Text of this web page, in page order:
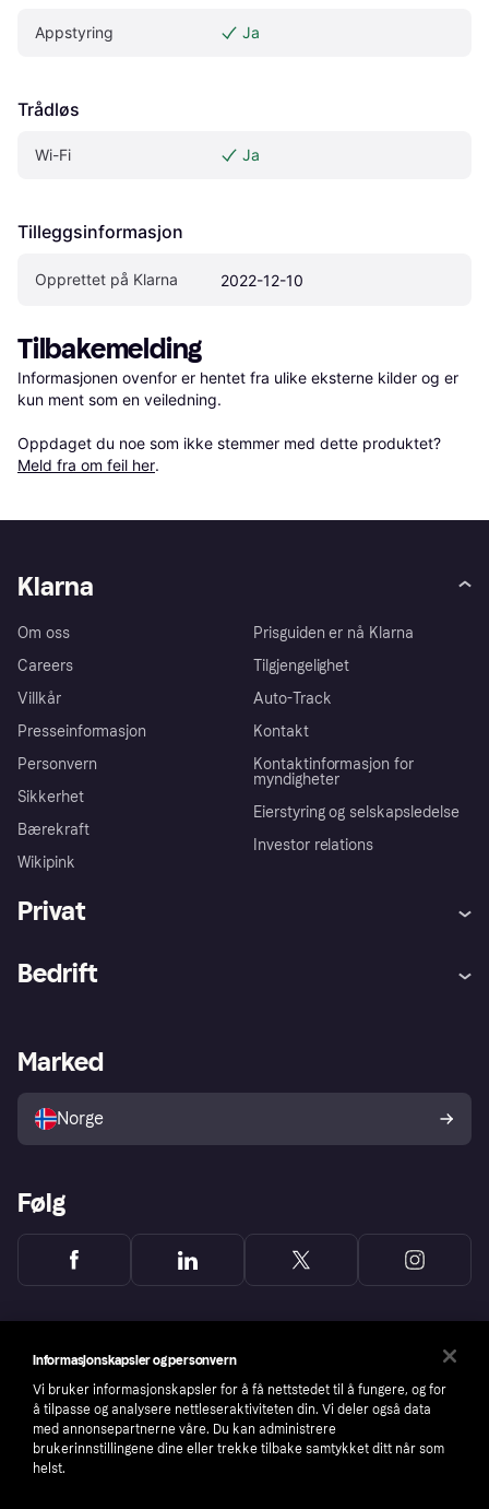
Appstyring Ja
Trådløs
Wi-Fi Ja
Tilleggsinformasjon
Opprettet på Klarna 2022-12-10
Tilbakemelding
Informasjonen ovenfor er hentet fra ulike eksterne kilder og er
kun ment som en veiledning.
Oppdaget du noe som ikke stemmer med dette produktet?
Meld fra om feil her.
Klarna
Om oss
Careers
Villkår
Presseinformasjon
Personvern
Sikkerhet
Bærekraft
Wikipink
Prisguiden er nå Klarna
Tilgjengelighet
Auto-Track
Kontakt
Kontaktinformasjon for
myndigheter
Eierstyring og selskapsledelse
Investor relations
Privat
Utforsk butikker
Bedrift
Merchant portal
Marked
Norge
Følg
Informasjonskapsler og personvern
Vi bruker informasjonskapsler for å få nettstedet til å fungere, og for
å tilpasse og analysere nettleseraktiviteten din. Vi deler også data
med annonsepartnerne våre. Du kan administrere
brukerinnstillingene dine eller trekke tilbake samtykket ditt når som
helst.